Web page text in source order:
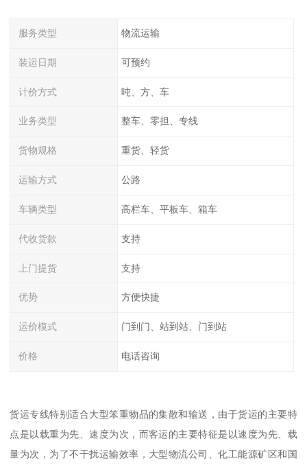
服务类型 物流运输
装运日期 可预约
计价方式 吨、方、车
业务类型 整车、零担、专线
货物规格 重货、轻货
运输方式 公路
车辆类型 高栏车、平板车、箱车
代收货款 支持
上门提货 支持
优势 方便快捷
运价模式 门到门、站到站、门到站
价格 电话咨询
货运专线特别适合大型笨重物品的集散和输送，由于货运的主要特
点是以载重为先、速度为次，而客运的主要特征是以速度为先、载
量为次，为了不干扰运输效率，大型物流公司、化工能源矿区和国